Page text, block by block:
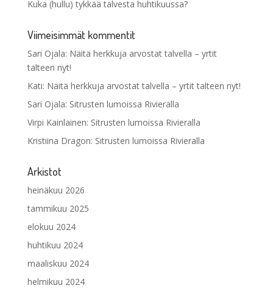
Kuka (hullu) tykkää talvesta huhtikuussa?
Viimeisimmät kommentit
Sari Ojala: Näitä herkkuja arvostat talvella – yrtit
talteen nyt!
Kati: Näitä herkkuja arvostat talvella – yrtit talteen nyt!
Sari Ojala: Sitrusten lumoissa Rivieralla
Virpi Kainlainen: Sitrusten lumoissa Rivieralla
Kristiina Dragon: Sitrusten lumoissa Rivieralla
Arkistot
heinäkuu 2026
tammikuu 2025
elokuu 2024
huhtikuu 2024
maaliskuu 2024
helmikuu 2024